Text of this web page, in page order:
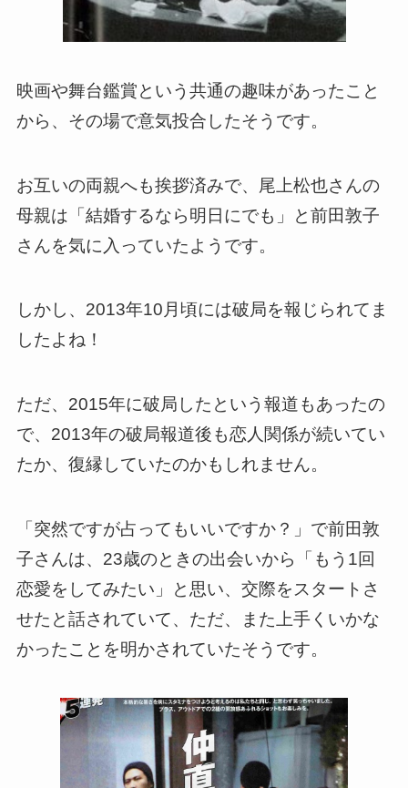
映画や舞台鑑賞という共通の趣味があったこと
から、その場で意気投合したそうです。
お互いの両親へも挨拶済みで、尾上松也さんの
母親は「結婚するなら明日にでも」と前田敦子
さんを気に入っていたようです。
しかし、2013年10月頃には破局を報じられてま
したよね！
ただ、2015年に破局したという報道もあったの
で、2013年の破局報道後も恋人関係が続いてい
たか、復縁していたのかもしれません。
「突然ですが占ってもいいですか？」で前田敦
子さんは、23歳のときの出会いから「もう1回
恋愛をしてみたい」と思い、交際をスタートさ
せたと話されていて、ただ、また上手くいかな
かったことを明かされていたそうです。